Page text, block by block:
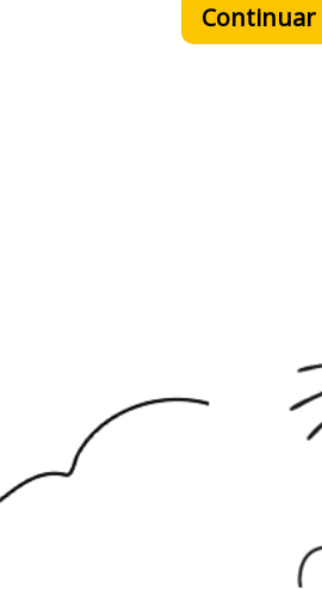
Continuar